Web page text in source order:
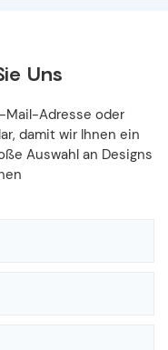
Uns
Mail-Adresse oder
damit wir Ihnen ein
Auswahl an Designs